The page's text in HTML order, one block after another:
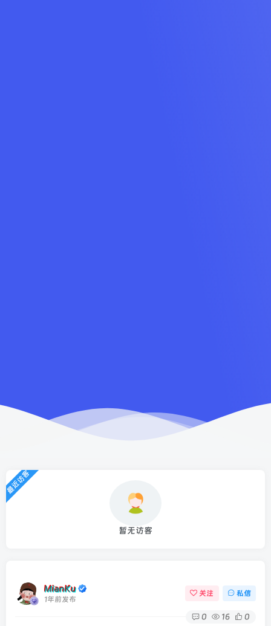
最近访客
暂无访客
MianKu
1年前发布
关注 私信
0 16 0